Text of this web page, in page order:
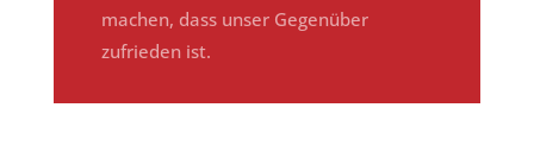
machen, dass unser Gegenüber
zufrieden ist.